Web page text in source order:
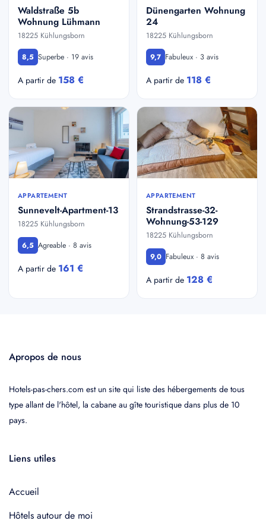
Waldstraße 5b
Wohnung Lühmann
18225 Kühlungsborn
8,5 Superbe · 19 avis
A partir de 158 €
Dünengarten Wohnung
24
18225 Kühlungsborn
9,7 Fabuleux · 3 avis
A partir de 118 €
APPARTEMENT
Sunnevelt-Apartment-13
18225 Kühlungsborn
6,5 Agreable · 8 avis
A partir de 161 €
APPARTEMENT
Strandstrasse-32-
Wohnung-53-129
18225 Kühlungsborn
9,0 Fabuleux · 8 avis
A partir de 128 €
Apropos de nous
Hotels-pas-chers.com est un site qui liste des hébergements de tous
type allant de l'hôtel, la cabane au gîte touristique dans plus de 10
pays.
Liens utiles
Accueil
Hôtels autour de moi